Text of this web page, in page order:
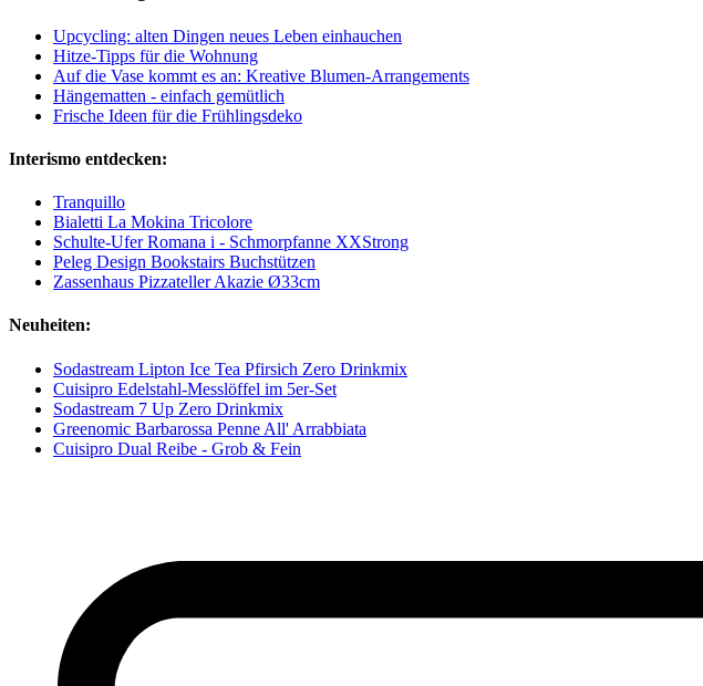
Upcycling: alten Dingen neues Leben einhauchen
Hitze-Tipps für die Wohnung
Auf die Vase kommt es an: Kreative Blumen-Arrangements
Hängematten - einfach gemütlich
Frische Ideen für die Frühlingsdeko
Interismo entdecken:
Tranquillo
Bialetti La Mokina Tricolore
Schulte-Ufer Romana i - Schmorpfanne XXStrong
Peleg Design Bookstairs Buchstützen
Zassenhaus Pizzateller Akazie Ø33cm
Neuheiten:
Sodastream Lipton Ice Tea Pfirsich Zero Drinkmix
Cuisipro Edelstahl-Messlöffel im 5er-Set
Sodastream 7 Up Zero Drinkmix
Greenomic Barbarossa Penne All' Arrabbiata
Cuisipro Dual Reibe - Grob & Fein